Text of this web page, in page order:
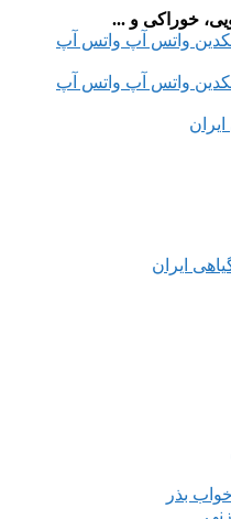
خوراکی و ...
واتس آپ واتس آپ
واتس آپ واتس آپ
ایران
بذر